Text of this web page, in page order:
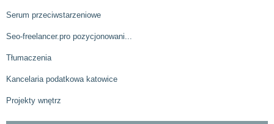
Serum przeciwstarzeniowe
Seo-freelancer.pro pozycjonowani...
Tłumaczenia
Kancelaria podatkowa katowice
Projekty wnętrz